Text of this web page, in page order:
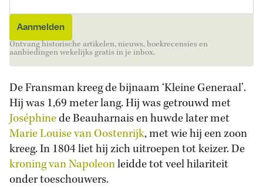
Ontvang historische artikelen, nieuws, boekrecensies en
aanbiedingen wekelijks gratis in je inbox.
De Fransman kreeg de bijnaam ‘Kleine Generaal’.
Hij was 1,69 meter lang. Hij was getrouwd met
Joséphinede Beauharnais en huwde later met
Marie Louise van Oostenrijk, met wie hij een zoon
kreeg. In 1804 liet hij zich uitroepen tot keizer. De
kroning van Napoleonleidde tot veel hilariteit
onder toeschouwers.